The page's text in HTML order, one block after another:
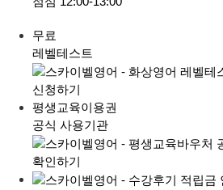
무료
레벨테스트
신청하기
평생교육이용권
공식 사용기관
확인하기